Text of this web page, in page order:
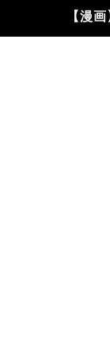
【漫